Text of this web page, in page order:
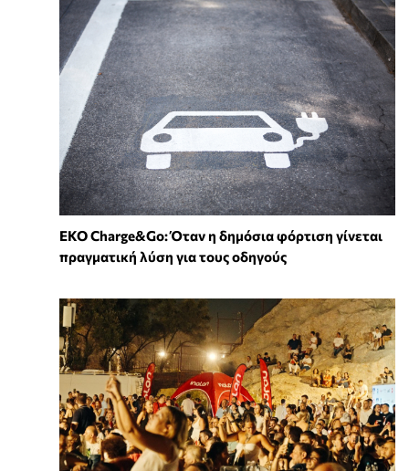
EKO Charge&Go: Όταν η δημόσια φόρτιση γίνεται
πραγματική λύση για τους οδηγούς